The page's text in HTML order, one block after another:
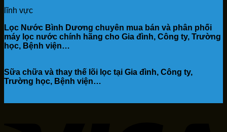
lĩnh vực
Lọc Nước Bình Dương chuyên mua bán và phân phối
máy lọc nước chính hãng cho Gia đình, Công ty, Trường
học, Bệnh viện…
Sữa chữa và thay thế lõi lọc tại Gia đình, Công ty,
Trường học, Bệnh viện…